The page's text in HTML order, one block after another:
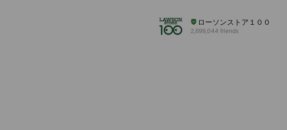
ローソンストア１００
2,699,044 friends